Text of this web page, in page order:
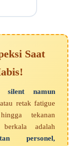
Saat
silent namun
retak fatigue
tekanan
adalah
personel,